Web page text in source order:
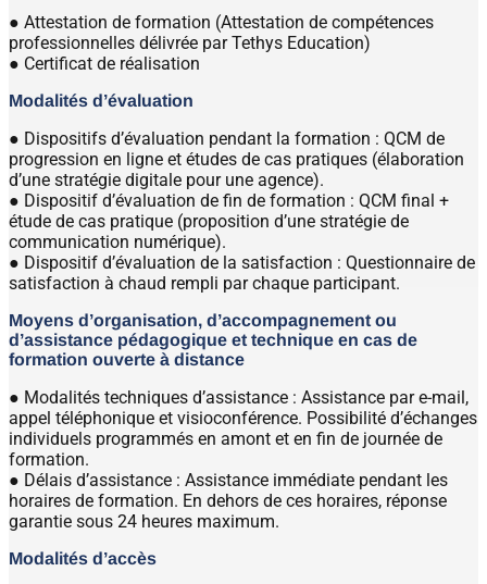
● Attestation de formation (Attestation de compétences
professionnelles délivrée par Tethys Education)
● Certificat de réalisation
Modalités d’évaluation
● Dispositifs d’évaluation pendant la formation : QCM de
progression en ligne et études de cas pratiques (élaboration
d’une stratégie digitale pour une agence).
● Dispositif d’évaluation de fin de formation : QCM final +
étude de cas pratique (proposition d’une stratégie de
communication numérique).
● Dispositif d’évaluation de la satisfaction : Questionnaire de
satisfaction à chaud rempli par chaque participant.
Moyens d’organisation, d’accompagnement ou
d’assistance pédagogique et technique en cas de
formation ouverte à distance
● Modalités techniques d’assistance : Assistance par e-mail,
appel téléphonique et visioconférence. Possibilité d’échanges
individuels programmés en amont et en fin de journée de
formation.
● Délais d’assistance : Assistance immédiate pendant les
horaires de formation. En dehors de ces horaires, réponse
garantie sous 24 heures maximum.
Modalités d’accès